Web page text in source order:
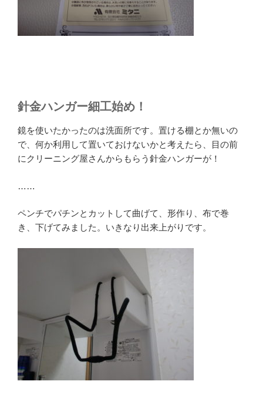
針金ハンガー細工始め！
鏡を使いたかったのは洗面所です。置ける棚とか無いの
で、何か利用して置いておけないかと考えたら、目の前
にクリーニング屋さんからもらう針金ハンガーが！
……
ペンチでパチンとカットして曲げて、形作り、布で巻
き、下げてみました。いきなり出来上がりです。